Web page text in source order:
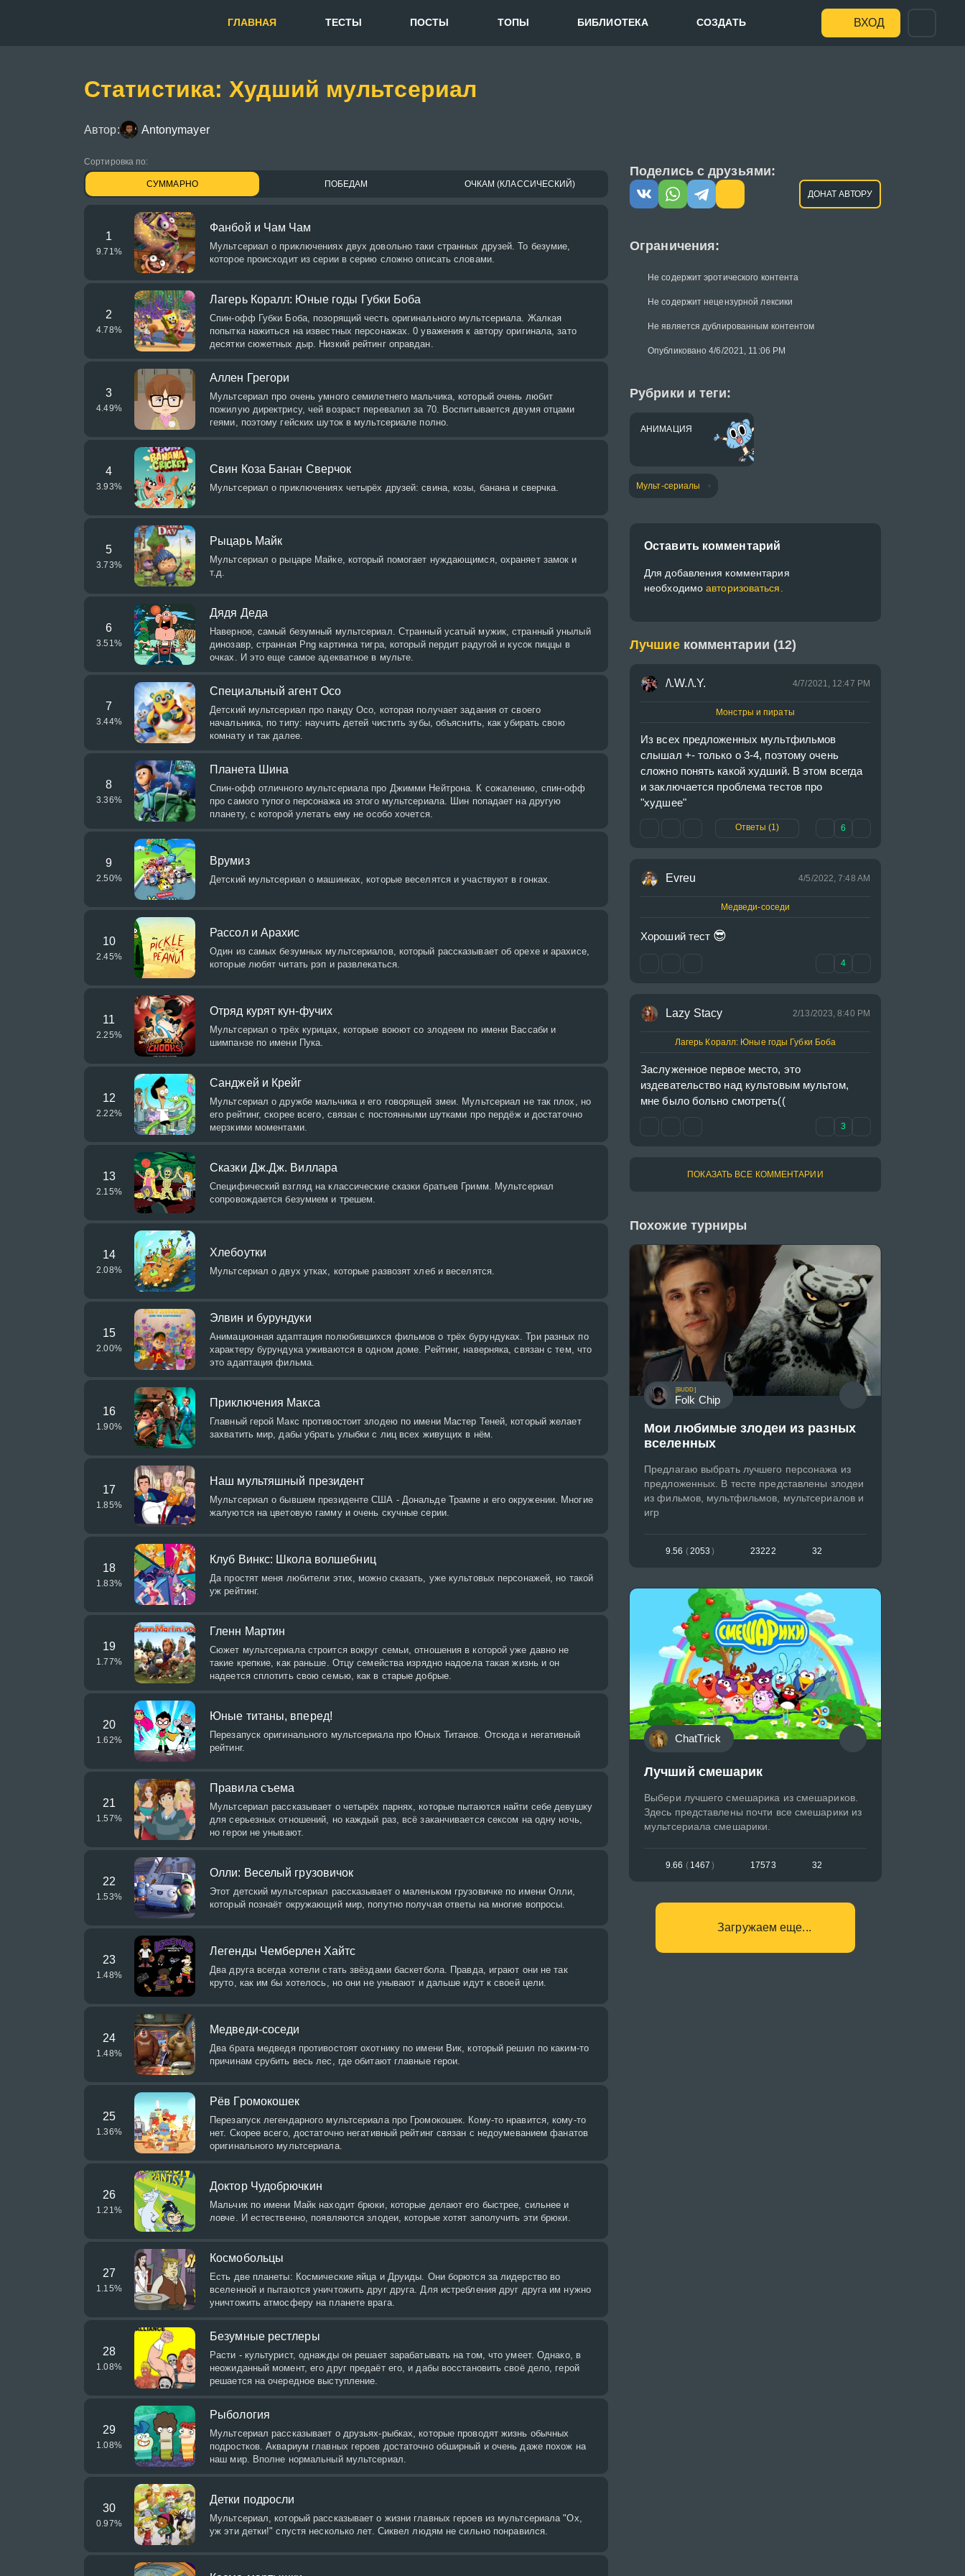
ГЛАВНАЯ ТЕСТЫ ПОСТЫ ТОПЫ БИБЛИОТЕКА СОЗДАТЬ ВХОД
Статистика: Худший мультсериал
Автор: Antonymayer
Сортировка по:
СУММАРНО ПОБЕДАМ ОЧКАМ (КЛАССИЧЕСКИЙ)
1
9.71 %
Фанбой и Чам Чам
Мультсериал о приключениях двух довольно таки странных друзей. То безумие,
которое происходит из серии в серию сложно описать словами.
2
4.78%
Лагерь Коралл: Юные годы Губки Боба
Спин-офф Губки Боба, позорящий честь оригинального мультсериала. Жалкая
попытка нажиться на известных персонажах. 0 уважения к автору оригинала, зато
десятки сюжетных дыр. Низкий рейтинг оправдан.
3
4.49%
Аллен Грегори
Мультсериал про очень умного семилетнего мальчика, который очень любит
пожилую директрису, чей возраст перевалил за 70. Воспитывается двумя отцами
геями, поэтому гейских шуток в мультсериале полно.
4
3.93%
Свин Коза Банан Сверчок
Мультсериал о приключениях четырёх друзей: свина, козы, банана и сверчка.
5
3.73%
Рыцарь Майк
Мультсериал о рыцаре Майке, который помогает нуждающимся, охраняет замок и
т.д.
6
3.51 %
Дядя Деда
Наверное, самый безумный мультсериал. Странный усатый мужик, странный унылый
динозавр, странная Png картинка тигра, который пердит радугой и кусок пиццы в
очках. И это еще самое адекватное в мульте.
7
3.44%
Специальный агент Осо
Детский мультсериал про панду Осо, которая получает задания от своего
начальника, по типу: научить детей чистить зубы, объяснить, как убирать свою
комнату и так далее.
8
3.36%
Планета Шина
Спин-офф отличного мультсериала про Джимми Нейтрона. К сожалению, спин-офф
про самого тупого персонажа из этого мультсериала. Шин попадает на другую
планету, с которой улетать ему не особо хочется.
9
2.50%
Врумиз
Детский мультсериал о машинках, которые веселятся и участвуют в гонках.
10
2.45%
Рассол и Арахис
Один из самых безумных мультсериалов, который рассказывает об орехе и арахисе,
которые любят читать рэп и развлекаться.
11
2.25%
Отряд курят кун-фучих
Мультсериал о трёх курицах, которые воюют со злодеем по имени Вассаби и
шимпанзе по имени Пука.
12
2.22%
Санджей и Крейг
Мультсериал о дружбе мальчика и его говорящей змеи. Мультсериал не так плох, но
его рейтинг, скорее всего, связан с постоянными шутками про пердёж и достаточно
мерзкими моментами.
13
2.15%
Сказки Дж.Дж. Виллара
Специфический взгляд на классические сказки братьев Гримм. Мультсериал
сопровождается безумием и трешем.
14
2.08%
Хлебоутки
Мультсериал о двух утках, которые развозят хлеб и веселятся.
15
2.00%
Элвин и бурундуки
Анимационная адаптация полюбившихся фильмов о трёх бурундуках. Три разных по
характеру бурундука уживаются в одном доме. Рейтинг, наверняка, связан с тем, что
это адаптация фильма.
16
1.90%
Приключения Макса
Главный герой Макс противостоит злодею по имени Мастер Теней, который желает
захватить мир, дабы убрать улыбки с лиц всех живущих в нём.
17
1.85%
Наш мультяшный президент
Мультсериал о бывшем президенте США - Дональде Трампе и его окружении. Многие
жалуются на цветовую гамму и очень скучные серии.
18
1.83%
Клуб Винкс: Школа волшебниц
Да простят меня любители этих, можно сказать, уже культовых персонажей, но такой
уж рейтинг.
19
1.77%
Гленн Мартин
Сюжет мультсериала строится вокруг семьи, отношения в которой уже давно не
такие крепкие, как раньше. Отцу семейства изрядно надоела такая жизнь и он
надеется сплотить свою семью, как в старые добрые.
20
1.62%
Юные титаны, вперед!
Перезапуск оригинального мультсериала про Юных Титанов. Отсюда и негативный
рейтинг.
21
1.57%
Правила съема
Мультсериал рассказывает о четырёх парнях, которые пытаются найти себе девушку
для серьезных отношений, но каждый раз, всё заканчивается сексом на одну ночь,
но герои не унывают.
22
1.53%
Олли: Веселый грузовичок
Этот детский мультсериал рассказывает о маленьком грузовичке по имени Олли,
который познаёт окружающий мир, попутно получая ответы на многие вопросы.
23
1.48%
Легенды Чемберлен Хайтс
Два друга всегда хотели стать звёздами баскетбола. Правда, играют они не так
круто, как им бы хотелось, но они не унывают и дальше идут к своей цели.
24
1.48%
Медведи-соседи
Два брата медведя противостоят охотнику по имени Вик, который решил по каким-то
причинам срубить весь лес, где обитают главные герои.
25
1.36%
Рёв Громокошек
Перезапуск легендарного мультсериала про Громокошек. Кому-то нравится, кому-то
нет. Скорее всего, достаточно негативный рейтинг связан с недоумеванием фанатов
оригинального мультсериала.
26
1.21 %
Доктор Чудобрючкин
Мальчик по имени Майк находит брюки, которые делают его быстрее, сильнее и
ловче. И естественно, появляются злодеи, которые хотят заполучить эти брюки.
27
1.15%
Космобольцы
Есть две планеты: Космические яйца и Друиды. Они борются за лидерство во
вселенной и пытаются уничтожить друг друга. Для истребления друг друга им нужно
уничтожить атмосферу на планете врага.
28
1.08%
Безумные рестлеры
Расти - культурист, однажды он решает зарабатывать на том, что умеет. Однако, в
неожиданный момент, его друг предаёт его, и дабы восстановить своё дело, герой
решается на очередное выступление.
29
1.08%
Рыбология
Мультсериал рассказывает о друзьях-рыбках, которые проводят жизнь обычных
подростков. Аквариум главных героев достаточно обширный и очень даже похож на
наш мир. Вполне нормальный мультсериал.
30
0.97%
Детки подросли
Мультсериал, который рассказывает о жизни главных героев из мультсериала "Ох,
уж эти детки!" спустя несколько лет. Сиквел людям не сильно понравился.
Поделись с друзьями:
ДОНАТ АВТОРУ
Ограничения:
Не содержит эротического контента
Не содержит нецензурной лексики
Не является дублированным контентом
Опубликовано 4/6/2021, 11:06 PM
Рубрики и теги:
АНИМАЦИЯ
Мульт-сериалы
Оставить комментарий
Для добавления комментария
необходимоавторизоваться.
Лучшие комментарии (12)
/\.W./\.Y. 4/7/2021, 12:47 PM
Монстры и пираты
Из всех предложенных мультфильмов
слышал +- только о 3-4, поэтому очень
сложно понять какой худший. В этом всегда
и заключается проблема тестов про
"худшее"
Ответы (1) 6
Evreu 4/5/2022, 7:48 AM
Медведи-соседи
Хороший тест 😎
4
Lazy Stacy 2/13/2023, 8:40 PM
Лагерь Коралл: Юные годы Губки Боба
Заслуженное первое место, это
издевательство над культовым мультом,
мне было больно смотреть((
3
ПОКАЗАТЬ ВСЕ КОММЕНТАРИИ
Похожие турниры
[BUDD]
Folk Chip
Мои любимые злодеи из разных
вселенных
Предлагаю выбрать лучшего персонажа из
предложенных. В тесте представлены злодеи
из фильмов, мультфильмов, мультсериалов и
игр
9.56 (2053 ) 23222 32
ChatTrick
Лучший смешарик
Выбери лучшего смешарика из смешариков.
Здесь представлены почти все смешарики из
мультсериала смешарики.
9.66 ( 1467 ) 17573 32
Загружаем еще...